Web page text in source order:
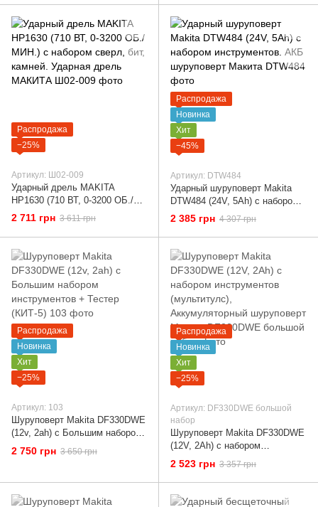
Распродажа
−25%
Артикул: Ш02-009
Ударный дрель MAKITA
HP1630 (710 ВТ, 0-3200 ОБ./
МИН.) с набором сверл, бит,
камней. Ударная дрель
МАКИТА
2 711 грн 3 611 грн
Распродажа
Новинка
Хит
−45%
Артикул: DTW484
Ударный шуруповерт Makita
DTW484 (24V, 5Ah) с набором
инструментов. АКБ
шуруповерт Макита
2 385 грн 4 307 грн
Распродажа
Новинка
Хит
−25%
Артикул: 103
Шуруповерт Makita DF330DWE
(12v, 2ah) с Большим набором
инструментов + Тестер (КИТ-5)
2 750 грн 3 650 грн
Распродажа
Новинка
Хит
−25%
Артикул: DF330DWE большой
набор
Шуруповерт Makita DF330DWE
(12V, 2Ah) с набором
инструментов (мультитулс),
Аккумуляторный шуруповерт
Макита
2 523 грн 3 357 грн